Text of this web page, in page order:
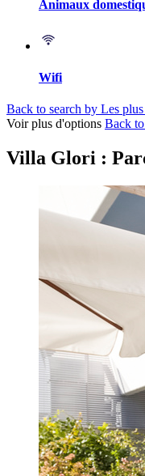
Animaux
Wifi
Back to search by Les plus
Voir plus d'options Back
Villa Glori :